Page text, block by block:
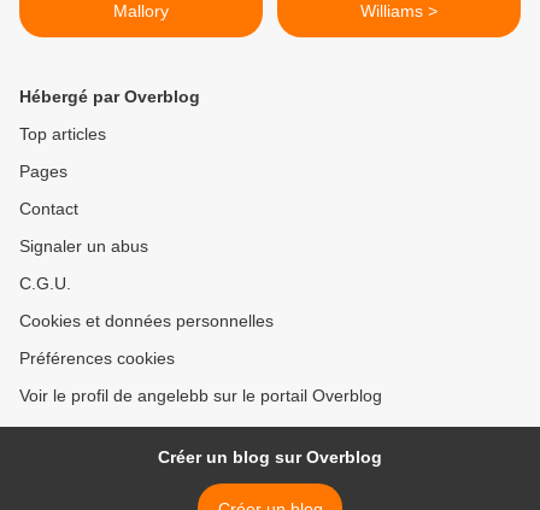
Mallory
Williams >
Hébergé par Overblog
Top articles
Pages
Contact
Signaler un abus
C.G.U.
Cookies et données personnelles
Préférences cookies
Voir le profil de angelebb sur le portail Overblog
Créer un blog sur Overblog